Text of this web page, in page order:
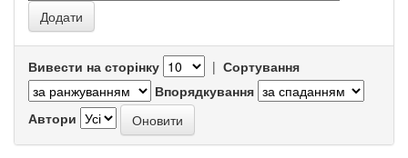
Вивести на сторінку | Сортування
Впорядкування
Автори